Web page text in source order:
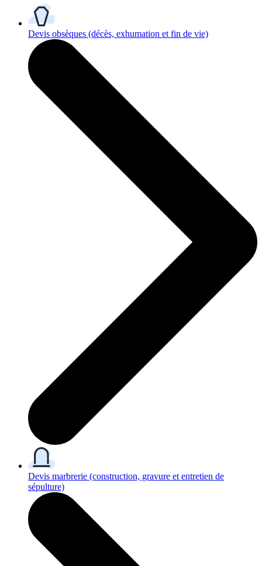
Devis obsèques (décès, exhumation et fin de vie)
Devis marbrerie (construction, gravure et entretien de
sépulture)